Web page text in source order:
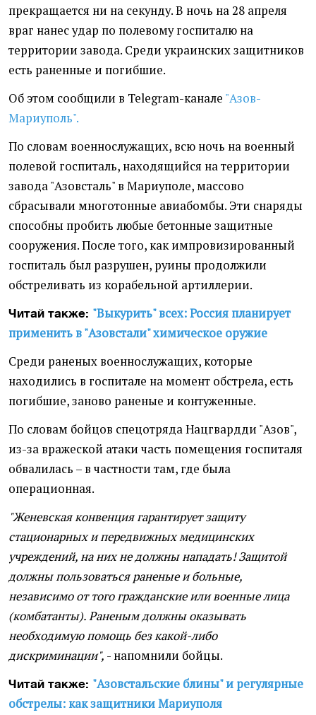
прекращается ни на секунду. В ночь на 28 апреля
враг нанес удар по полевому госпиталю на
территории завода. Среди украинских защитников
есть раненные и погибшие.
Об этом сообщили в Telegram-канале "Азов-
Мариуполь".
По словам военнослужащих, всю ночь на военный
полевой госпиталь, находящийся на территории
завода "Азовсталь" в Мариуполе, массово
сбрасывали многотонные авиабомбы. Эти снаряды
способны пробить любые бетонные защитные
сооружения. После того, как импровизированный
госпиталь был разрушен, руины продолжили
обстреливать из корабельной артиллерии.
Читай также: "Выкурить" всех: Россия планирует
применить в "Азовстали" химическое оружие
Среди раненых военнослужащих, которые
находились в госпитале на момент обстрела, есть
погибшие, заново раненые и контуженные.
По словам бойцов спецотряда Нацгвардди "Азов",
из-за вражеской атаки часть помещения госпиталя
обвалилась – в частности там, где была
операционная.
"Женевская конвенция гарантирует защиту
стационарных и передвижных медицинских
учреждений, на них не должны нападать! Защитой
должны пользоваться раненые и больные,
независимо от того гражданские или военные лица
(комбатанты). Раненым должны оказывать
необходимую помощь без какой-либо
дискриминации", - напомнили бойцы.
Читай также: "Азовстальские блины" и регулярные
обстрелы: как защитники Мариуполя